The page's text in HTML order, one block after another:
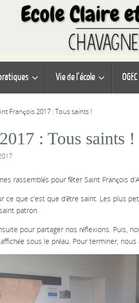
Vie de l’école OGEC
François 2017 : Tous saints !
: Tous saints !
rassemblés pour fêter Saint François
ce que c’est que d’être saint. Les plus
patron.
pour partager nos réflexions. Puis,
sous le préau. Pour terminer, nous